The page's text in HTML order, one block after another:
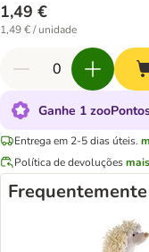
1,49 €
1,49 € / unidade
Ganhe 1
Entrega em 2-5 dias úteis.
Política de devoluçõesmais